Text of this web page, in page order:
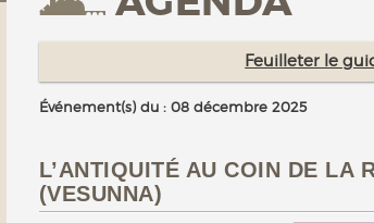
Feuilleter le
Événement(s) du : 08 décembre 2025
L’ANTIQUITÉ AU COIN DE LA
(VESUNNA)